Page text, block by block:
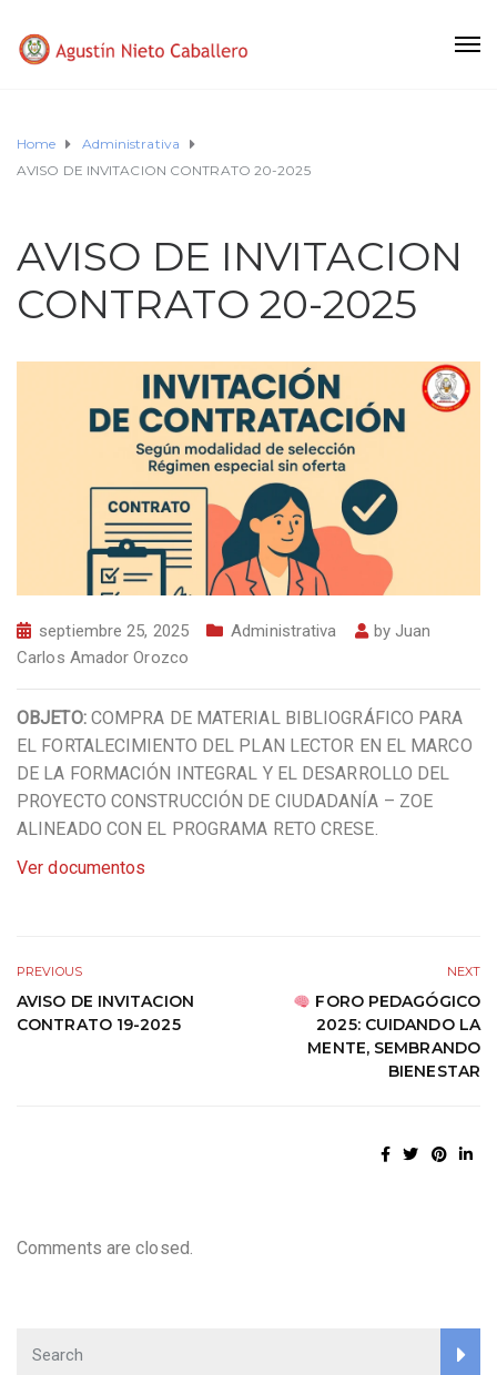
Home
Administrativa
AVISO DE INVITACION CONTRATO 20-2025
AVISO DE INVITACION
CONTRATO 20-2025
septiembre 25, 2025 Administrativa by Juan
Carlos Amador Orozco
OBJETO: COMPRA DE MATERIAL BIBLIOGRÁFICO PARA
EL FORTALECIMIENTO DEL PLAN LECTOR EN EL MARCO
DE LA FORMACIÓN INTEGRAL Y EL DESARROLLO DEL
PROYECTO CONSTRUCCIÓN DE CIUDADANÍA – ZOE
ALINEADO CON EL PROGRAMA RETO CRESE.
Ver documentos
PREVIOUS
AVISO DE INVITACION
CONTRATO 19-2025
NEXT
FORO PEDAGÓGICO
2025: CUIDANDO LA
MENTE, SEMBRANDO
BIENESTAR
Comments are closed.